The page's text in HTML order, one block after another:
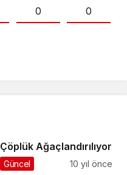
0 0
Çöplük Ağaçlandırılıyor
Güncel 10 yıl önce